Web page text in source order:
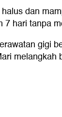
dan
hari tanpa
gigi